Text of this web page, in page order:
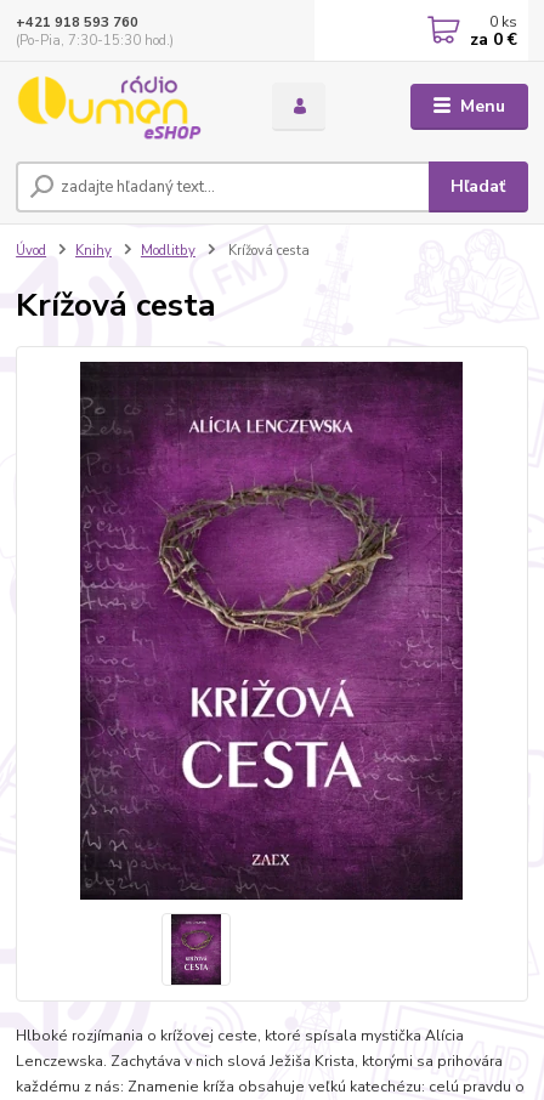
Menu
Hľadať
+421 918 593 760
(Po-Pia, 7:30-15:30 hod.)
0 ks
za 0 €
Úvod Knihy Modlitby Krížová cesta
Krížová cesta
Hlboké rozjímania o krížovej ceste, ktoré spísala mystička Alícia
Lenczewska. Zachytáva v nich slová Ježiša Krista, ktorými sa prihovára
každému z nás: Znamenie kríža obsahuje veľkú katechézu: celú pravdu o